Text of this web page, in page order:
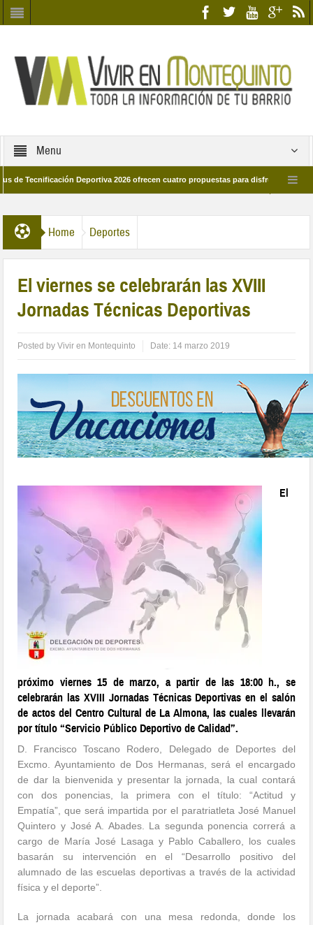
Menu
Deportiva 2026 ofrecen cuatro propuestas para disfrutar del deporte
Home Deportes
El viernes se celebrarán las XVIII
Jornadas Técnicas Deportivas
Posted byVivir en Montequinto Date: 14 marzo 2019
El
próximo viernes 15 de marzo, a partir de las 18:00 h., se
celebrarán las XVIII Jornadas Técnicas Deportivas en el salón
de actos del Centro Cultural de La Almona, las cuales llevarán
por título “Servicio Público Deportivo de Calidad”.
D. Francisco Toscano Rodero, Delegado de Deportes del
Excmo. Ayuntamiento de Dos Hermanas, será el encargado
de dar la bienvenida y presentar la jornada, la cual contará
con dos ponencias, la primera con el título: “Actitud y
Empatía”, que será impartida por el paratriatleta José Manuel
Quintero y José A. Abades. La segunda ponencia correrá a
cargo de María José Lasaga y Pablo Caballero, los cuales
basarán su intervención en el “Desarrollo positivo del
alumnado de las escuelas deportivas a través de la actividad
física y el deporte”.
La jornada acabará con una mesa redonda, donde los